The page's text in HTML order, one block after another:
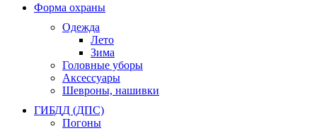
Форма охраны
Одежда
Лето
Зима
Головные уборы
Аксессуары
Шевроны, нашивки
ГИБДД (ДПС)
Погоны